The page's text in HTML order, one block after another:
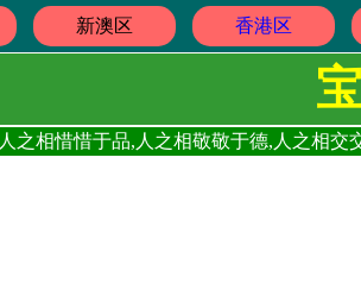
新澳区 香港区
人之相惜惜于品,人之相敬敬于德,人之相